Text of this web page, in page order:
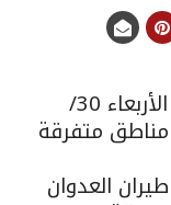
شن طيران العدوان السعودي اليوم الأربعاء 30/
على مناطق متفرقة
العدوان